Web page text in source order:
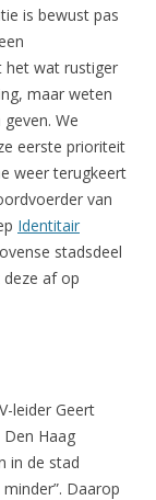
is bewust pas
het wat rustiger
maar weten
We
eerste prioriteit
weer terugkeert
van
Identitair
stadsdeel
af op
leider Geert
Haag
in de stad
Daarop